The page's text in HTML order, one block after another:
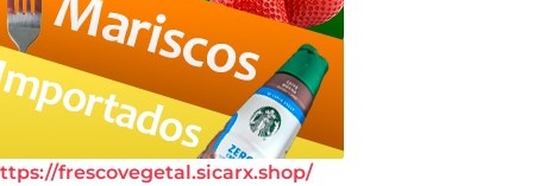
frescovegetal.sicarx.shop/